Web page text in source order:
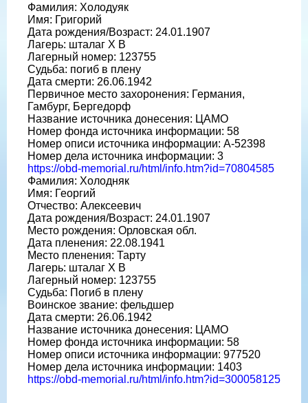
Фамилия: Холодуяк
Имя: Григорий
Дата рождения/Возраст: 24.01.1907
Лагерь: шталаг X B
Лагерный номер: 123755
Судьба: погиб в плену
Дата смерти: 26.06.1942
Первичное место захоронения: Германия,
Гамбург, Бергедорф
Название источника донесения: ЦАМО
Номер фонда источника информации: 58
Номер описи источника информации: A-52398
Номер дела источника информации: 3
https://obd-memorial.ru/html/info.htm?id=70804585
Фамилия: Холодняк
Имя: Георгий
Отчество: Алексеевич
Дата рождения/Возраст: 24.01.1907
Место рождения: Орловская обл.
Дата пленения: 22.08.1941
Место пленения: Тарту
Лагерь: шталаг X B
Лагерный номер: 123755
Судьба: Погиб в плену
Воинское звание: фельдшер
Дата смерти: 26.06.1942
Название источника донесения: ЦАМО
Номер фонда источника информации: 58
Номер описи источника информации: 977520
Номер дела источника информации: 1403
https://obd-memorial.ru/html/info.htm?id=300058125